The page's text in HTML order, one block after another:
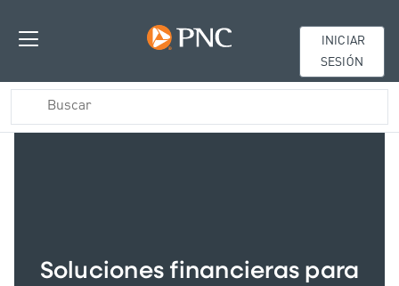
SESIÓN
Soluciones financieras para